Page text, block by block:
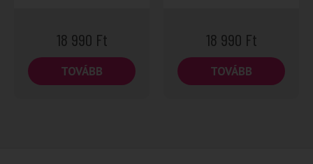
18 990 Ft
TOVÁBB
18 990 Ft
TOVÁBB